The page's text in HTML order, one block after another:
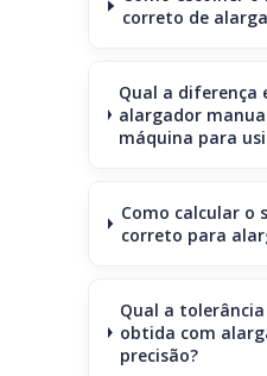
correto de
Qual a diferença
alargador
máquina para
Como calcular o
correto para
Qual a
obtida com
precisão?